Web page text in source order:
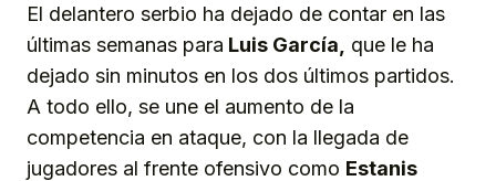
El delantero serbio ha dejado de contar en las
últimas semanas para Luis García,
que le ha
dejado sin minutos en los dos últimos partidos.
A todo ello, se une el aumento de la
competencia en ataque, con la llegada de
jugadores al frente ofensivo como Estanis